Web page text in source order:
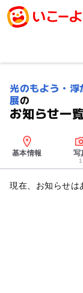
光のもよう・
展の
お知らせ一覧
基本情報 写
1
現在、お知らせは